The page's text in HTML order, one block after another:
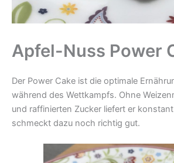
Apfel-Nuss Power
Der Power Cake ist die optimale
während des Wettkampfs. Ohne
und raffinierten Zucker liefert er
schmeckt dazu noch richtig gut.